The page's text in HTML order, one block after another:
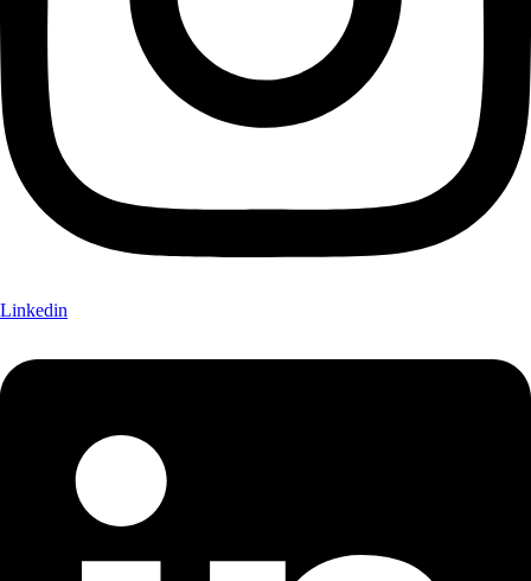
Linkedin